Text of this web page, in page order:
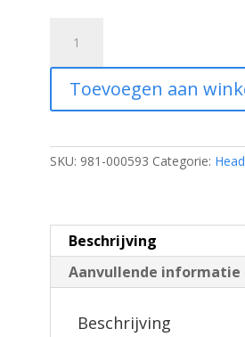
H111
On-
Bedrade
Koptelefoon
met
aantal
Toevoegen aan
SKU: 981-000593 Categorie:
Beschrijving
Aanvullende informatie
Beschrijving